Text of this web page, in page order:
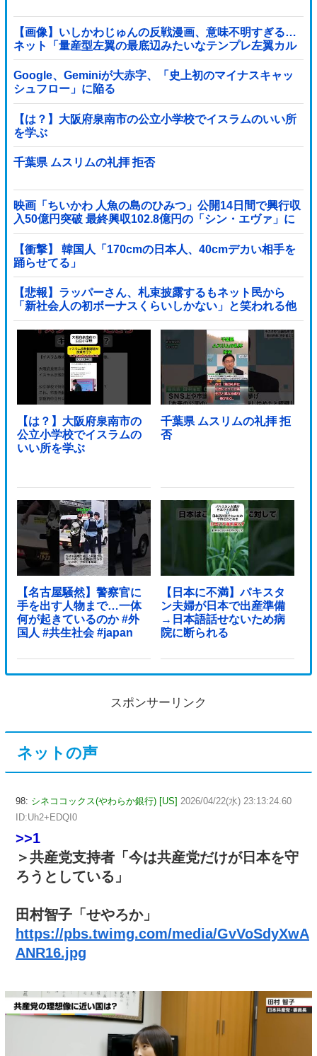
【画像】いしかわじゅんの反戦漫画、意味不明すぎる…
ネット「量産型左翼の最底辺みたいなテンプレ左翼カル
ト陰謀妄想漫画しか描けなくなってる」
Google、Geminiが大赤字、「史上初のマイナスキャッ
シュフロー」に陥る
【は？】大阪府泉南市の公立小学校でイスラムのいい所
を学ぶ
千葉県 ムスリムの礼拝 拒否
映画「ちいかわ 人魚の島のひみつ」公開14日間で興行収
入50億円突破 最終興収102.8億円の「シン・エヴァ」に
並ぶペース
【衝撃】 韓国人「170cmの日本人、40cmデカい相手を
踊らせてる」
【悲報】ラッパーさん、札束披露するもネット民から
「新社会人の初ボーナスくらいしかない」と笑われる他
【は？】大阪府泉南市の
公立小学校でイスラムの
いい所を学ぶ
千葉県 ムスリムの礼拝 拒
否
【名古屋騒然】警察官に
手を出す人物まで…一体
何が起きているのか #外
国人 #共生社会 #japan
【日本に不満】パキスタ
ン夫婦が日本で出産準備
→日本語話せないため病
院に断られる
スポンサーリンク
ネットの声
98: シネココックス(やわらか銀行) [US] 2026/04/22(水) 23:13:24.60
ID:Uh2+EDQI0
>>1
＞共産党支持者「今は共産党だけが日本を守
ろうとしている」
田村智子「せやろか」
https://pbs.twimg.com/media/GvVoSdyXwA
ANR16.jpg